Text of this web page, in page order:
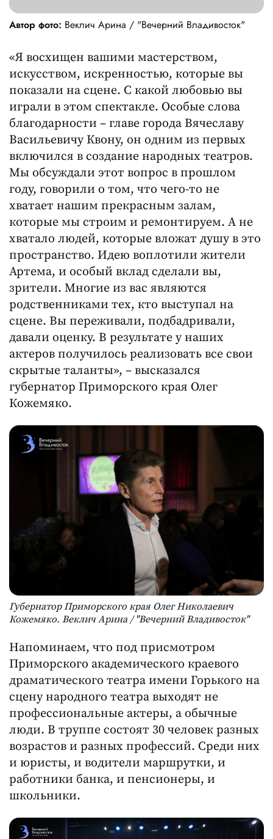
Автор фото: Веклич Арина / "Вечерний Владивосток"
«Я восхищен вашими мастерством,
искусством, искренностью, которые вы
показали на сцене. С какой любовью вы
играли в этом спектакле. Особые слова
благодарности – главе города Вячеславу
Васильевичу Квону, он одним из первых
включился в создание народных театров.
Мы обсуждали этот вопрос в прошлом
году, говорили о том, что чего-то не
хватает нашим прекрасным залам,
которые мы строим и ремонтируем. А не
хватало людей, которые вложат душу в это
пространство. Идею воплотили жители
Артема, и особый вклад сделали вы,
зрители. Многие из вас являются
родственниками тех, кто выступал на
сцене. Вы переживали, подбадривали,
давали оценку. В результате у наших
актеров получилось реализовать все свои
скрытые таланты», – высказался
губернатор Приморского края Олег
Кожемяко.
Губернатор Приморского края Олег Николаевич
Кожемяко. Веклич Арина / "Вечерний Владивосток"
Напоминаем, что под присмотром
Приморского академического краевого
драматического театра имени Горького на
сцену народного театра выходят не
профессиональные актеры, а обычные
люди. В труппе состоят 30 человек разных
возрастов и разных профессий. Среди них
и юристы, и водители маршрутки, и
работники банка, и пенсионеры, и
школьники.